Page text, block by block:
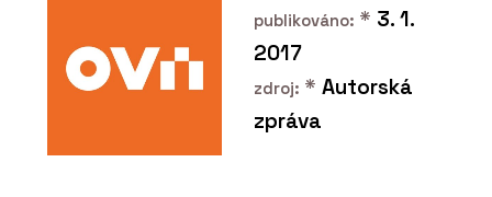
publikováno: * 3. 1.
2017
zdroj: * Autorská
zpráva